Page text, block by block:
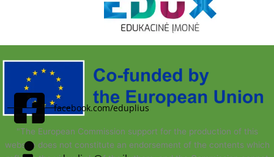
facebook.com/eduplius
"The European Commission support for the production of this
website does not constitute an endorsement of the contents which